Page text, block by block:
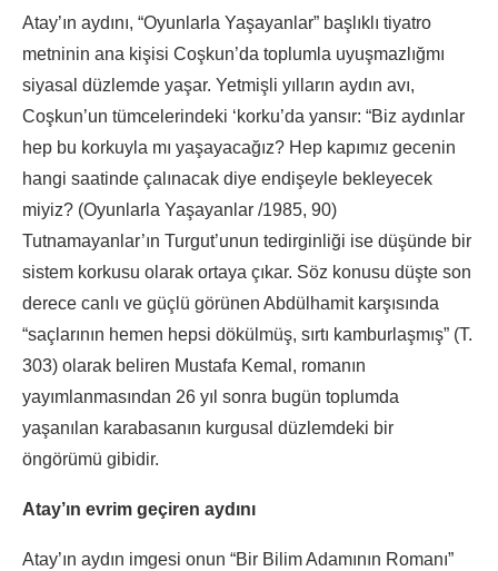
Atay’ın aydını, “Oyunlarla Yaşayanlar” başlıklı tiyatro
metninin ana kişisi Coşkun’da toplumla uyuşmazlığmı
siyasal düzlemde yaşar. Yetmişli yılların aydın avı,
Coşkun’un tümcelerindeki ‘korku’da yansır: “Biz aydınlar
hep bu korkuyla mı yaşayacağız? Hep kapımız gecenin
hangi saatinde çalınacak diye endişeyle bekleyecek
miyiz? (Oyunlarla Yaşayanlar /1985, 90)
Tutnamayanlar’ın Turgut’unun tedirginliği ise düşünde bir
sistem korkusu olarak ortaya çıkar. Söz konusu düşte son
derece canlı ve güçlü görünen Abdülhamit karşısında
“saçlarının hemen hepsi dökülmüş, sırtı kamburlaşmış” (T.
303) olarak beliren Mustafa Kemal, romanın
yayımlanmasından 26 yıl sonra bugün toplumda
yaşanılan karabasanın kurgusal düzlemdeki bir
öngörümü gibidir.
Atay’ın evrim geçiren aydını
Atay’ın aydın imgesi onun “Bir Bilim Adamının Romanı”